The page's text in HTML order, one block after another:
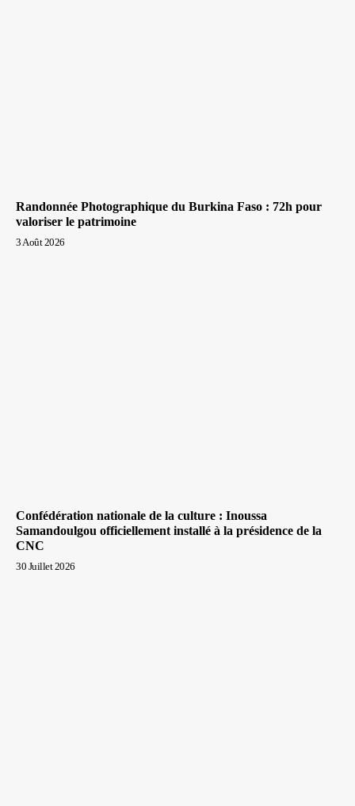
Randonnée Photographique du Burkina Faso : 72h pour
valoriser le patrimoine
3 Août 2026
Confédération nationale de la culture : Inoussa
Samandoulgou officiellement installé à la présidence de la
CNC
30 Juillet 2026